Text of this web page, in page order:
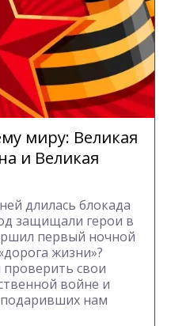
миру: Великая
и Великая
длилась блокада
защищали герои в
первый ночной
жизни»?
свои
войне и
нам